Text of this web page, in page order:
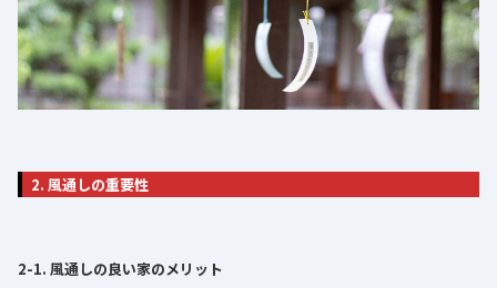
2. 風通しの重要性
2-1. 風通しの良い家のメリット